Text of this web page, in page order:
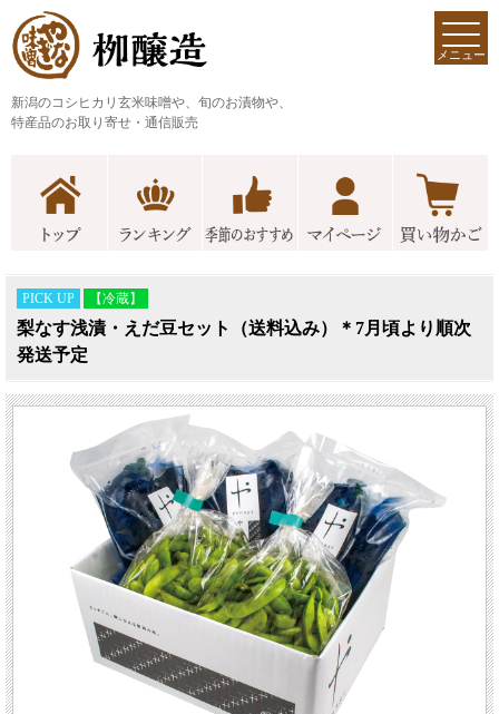
新潟のコシヒカリ玄米味噌や、旬のお漬物や、
特産品のお取り寄せ・通信販売
メニュー
PICK UP 【冷蔵】
梨なす浅漬・えだ豆セット（送料込み）＊7月頃より順次
発送予定